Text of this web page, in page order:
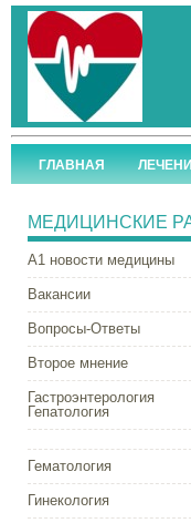
ГЛАВНАЯ
МЕДИЦИНСКИЕ
А1 новости медицины
Вакансии
Вопросы-Ответы
Второе мнение
Гастроэнтерология
Гепатология
Гематология
Гинекология